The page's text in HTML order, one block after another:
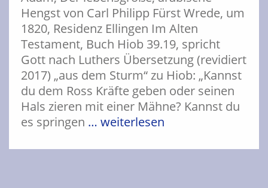
Hengst von Carl Philipp Fürst Wrede, um
1820, Residenz Ellingen Im Alten
Testament, Buch Hiob 39.19, spricht
Gott nach Luthers Übersetzung (revidiert
2017) „aus dem Sturm“ zu Hiob: „Kannst
du dem Ross Kräfte geben oder seinen
Hals zieren mit einer Mähne? Kannst du
es springen … weiterlesen